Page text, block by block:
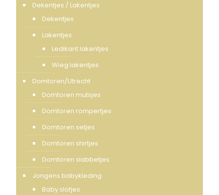
Dekentjes / Lakentjes
Dekentjes
Lakentjes
Ledikant lakentjes
Wieg lakentjes
Domtoren/Utrecht
Domtoren mutsjes
Domtoren rompertjes
Domtoren setjes
Domtoren shirtjes
Domtoren slabbetjes
Jongens babykleding
Baby slofjes